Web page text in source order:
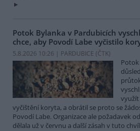
Potok Bylanka v Pardubicích
chce, aby Povodí Labe vyčistilo
5.8.2026 10:26 | PARDUBICE (ČTK)
vyčištění koryta, a obrátil se proto se
Povodí Labe. Organizace ale požadavek
dělala už v červnu a další zásah v tuto